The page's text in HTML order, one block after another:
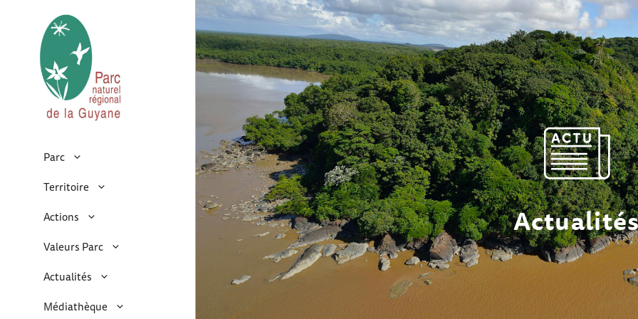
Parc
Territoire
Actions
Valeurs Parc
Actualités
Médiathèque